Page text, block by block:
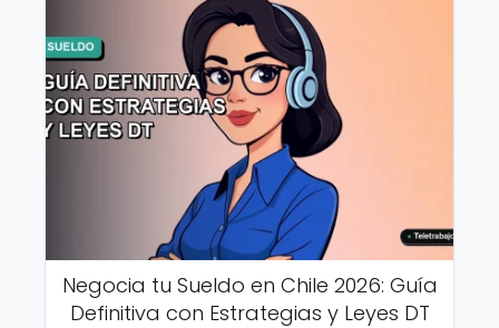
Negocia tu Sueldo en Chile 2026: Guía
Definitiva con Estrategias y Leyes DT